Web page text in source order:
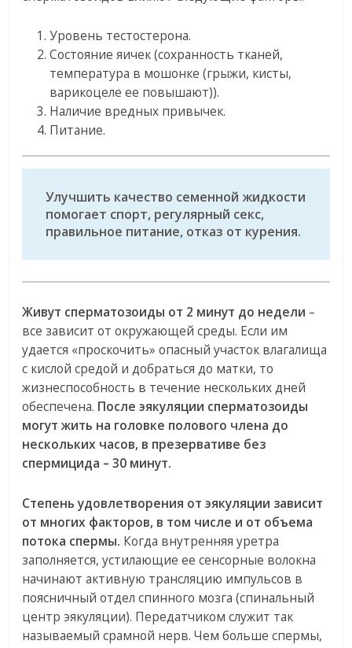
Уровень тестостерона.
Состояние яичек (сохранность тканей,
температура в мошонке (грыжи, кисты,
варикоцеле ее повышают)).
Наличие вредных привычек.
Питание.
Улучшить качество семенной жидкости
помогает спорт, регулярный секс,
правильное питание, отказ от курения.
Живут сперматозоиды от 2 минут до недели –
все зависит от окружающей среды. Если им
удается «проскочить» опасный участок влагалища
с кислой средой и добраться до матки, то
жизнеспособность в течение нескольких дней
обеспечена. После эякуляции сперматозоиды
могут жить на головке полового члена до
нескольких часов, в презервативе без
спермицида – 30 минут.
Степень удовлетворения от эякуляции зависит
от многих факторов, в том числе и от объема
потока спермы. Когда внутренняя уретра
заполняется, устилающие ее сенсорные волокна
начинают активную трансляцию импульсов в
поясничный отдел спинного мозга (спинальный
центр эякуляции). Передатчиком служит так
называемый срамной нерв. Чем больше спермы,